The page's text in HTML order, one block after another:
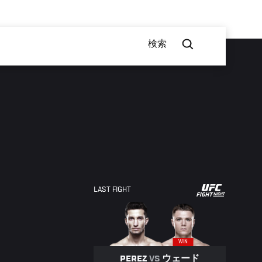
検索
LAST FIGHT
UFC
WIN
PEREZVS ウェード